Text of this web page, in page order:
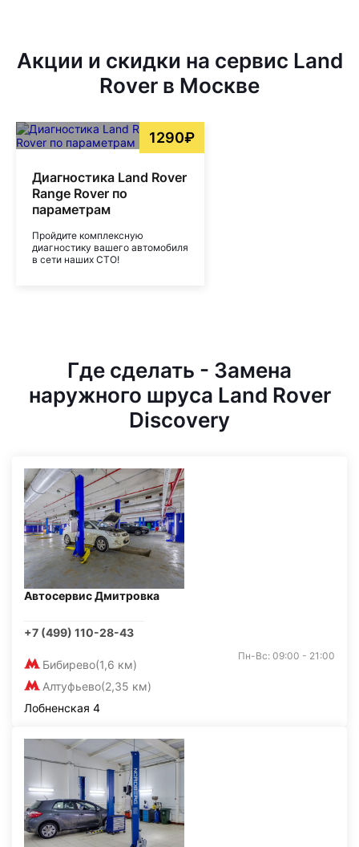
Акции и скидки на сервис Land
Rover в Москве
1290₽
Диагностика Land Rover
Range Rover по
параметрам
Пройдите комплексную
диагностику вашего автомобиля
в сети наших СТО!
Где сделать - Замена
наружного шруса Land Rover
Discovery
Автосервис Дмитровка
+7 (499) 110-28-43
Бибирево(1,6 км)
Алтуфьево(2,35 км)
Пн-Вс: 09:00 - 21:00
Лобненская 4